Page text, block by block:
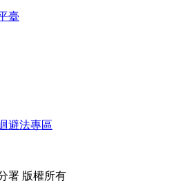
臺
避法專區
署 版權所有